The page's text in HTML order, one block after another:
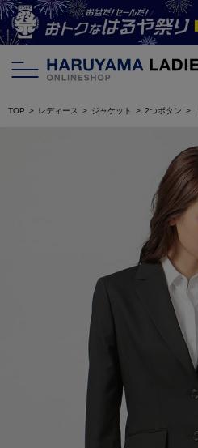
TOP レディース ジャケット 2つボタン